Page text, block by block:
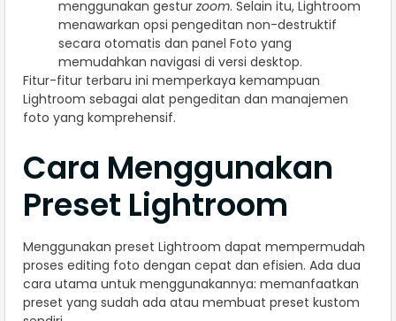
menggunakan gestur zoom. Selain itu, Lightroom
menawarkan opsi pengeditan non-destruktif
secara otomatis dan panel Foto yang
memudahkan navigasi di versi desktop.
Fitur-fitur terbaru ini memperkaya kemampuan
Lightroom sebagai alat pengeditan dan manajemen
foto yang komprehensif.
Cara Menggunakan
Preset Lightroom
Menggunakan preset Lightroom dapat mempermudah
proses editing foto dengan cepat dan efisien. Ada dua
cara utama untuk menggunakannya: memanfaatkan
preset yang sudah ada atau membuat preset kustom